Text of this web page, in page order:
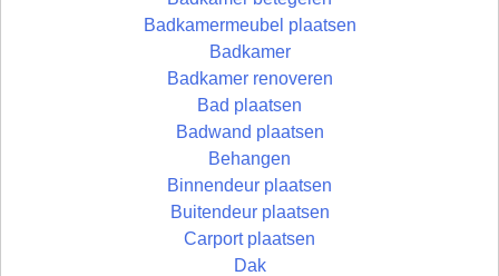
Badkamermeubel plaatsen
Badkamer
Badkamer renoveren
Bad plaatsen
Badwand plaatsen
Behangen
Binnendeur plaatsen
Buitendeur plaatsen
Carport plaatsen
Dak